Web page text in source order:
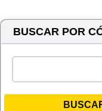
BUSCAR POR